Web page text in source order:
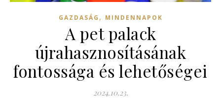
GAZDASÁG , MINDENNAPOK
A pet palack
újrahasznosításának
fontossága és lehetőségei
2024.10.23.